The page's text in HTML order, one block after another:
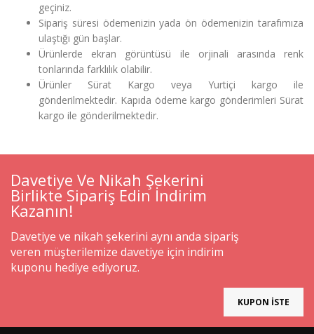
geçiniz.
Sipariş süresi ödemenizin yada ön ödemenizin tarafımıza
ulaştığı gün başlar.
Ürünlerde ekran görüntüsü ile orjinali arasında renk
tonlarında farklılık olabilir.
Ürünler Sürat Kargo veya Yurtiçi kargo ile
gönderilmektedir. Kapıda ödeme kargo gönderimleri Sürat
kargo ile gönderilmektedir.
Davetiye Ve Nikah Şekerini
Birlikte Sipariş Edin İndirim
Kazanın!
Davetiye ve nikah şekerini aynı anda sipariş
veren müşterilemize davetiye için indirim
kuponu hediye ediyoruz.
KUPON İSTE